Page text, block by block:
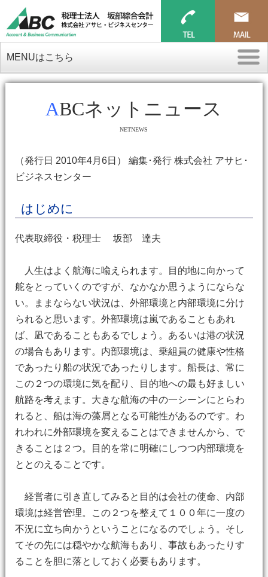
MENUはこちら
ABCネットニュース
NETNEWS
（発行日 2010年4月6日） 編集･発行 株式会社 アサヒ･
ビジネスセンター
はじめに
代表取締役・税理士 坂部 達夫
人生はよく航海に喩えられます。目的地に向かって
舵をとっていくのですが、なかなか思うようにならな
い。ままならない状況は、外部環境と内部環境に分け
られると思います。外部環境は嵐であることもあれ
ば、凪であることもあるでしょう。あるいは港の状況
の場合もあります。内部環境は、乗組員の健康や性格
であったり船の状況であったりします。船長は、常に
この２つの環境に気を配り、目的地への最も好ましい
航路を考えます。大きな航海の中の一シーンにとらわ
れると、船は海の藻屑となる可能性があるのです。わ
れわれに外部環境を変えることはできませんから、で
きることは２つ。目的を常に明確にしつつ内部環境を
ととのえることです。
経営者に引き直してみると目的は会社の使命、内部
環境は経営管理。この２つを整えて１００年に一度の
不況に立ち向かうということになるのでしょう。そし
てその先には穏やかな航海もあり、事故もあったりす
ることを胆に落としておく必要もあります。